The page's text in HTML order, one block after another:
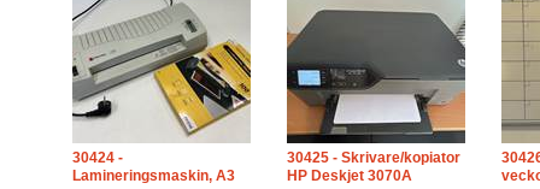
30424 -
Lamineringsmaskin, A3
30425 - Skrivare/kopiator
HP Deskjet 3070A